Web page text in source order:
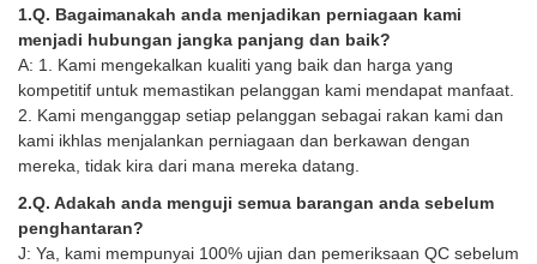
1.Q. Bagaimanakah anda menjadikan perniagaan kami
menjadi hubungan jangka panjang dan baik?
A: 1. Kami mengekalkan kualiti yang baik dan harga yang
kompetitif untuk memastikan pelanggan kami mendapat manfaat.
2. Kami menganggap setiap pelanggan sebagai rakan kami dan
kami ikhlas menjalankan perniagaan dan berkawan dengan
mereka, tidak kira dari mana mereka datang.
2.Q. Adakah anda menguji semua barangan anda sebelum
penghantaran?
J: Ya, kami mempunyai 100% ujian dan pemeriksaan QC sebelum